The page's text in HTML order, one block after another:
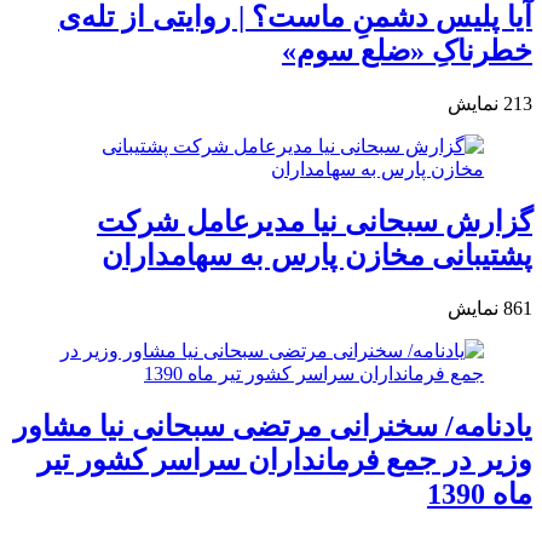
آیا پلیس دشمنِ ماست؟ | روایتی از تله‌ی
خطرناکِ «ضلع سوم»
213 نمایش
گزارش سبحانی نیا مدیرعامل شرکت
پشتیبانی مخازن پارس به سهامداران
861 نمایش
یادنامه/ سخنرانی مرتضی سبحانی نیا مشاور
وزیر در جمع فرمانداران سراسر کشور تیر
ماه 1390